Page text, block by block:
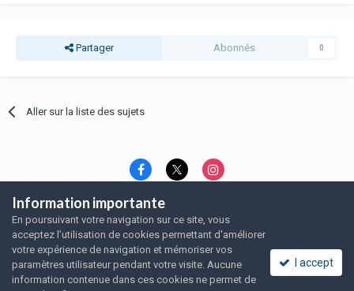
Partager Abonnés 0
Aller sur la liste des sujets
Langue Thème
Politique de confidentialité
Nous contacter
Nous contacter
SRFA, l'association des amoureux du rat domestique
Powered by Invision Community
Information importante
En poursuivant votre navigation sur ce site, vous
acceptez l’utilisation de cookies permettant d'améliorer
votre expérience de navigation et mémoriser vos
paramètres utilisateur pendant votre visite. Aucune
information contenue dans ces cookies ne permet de
I accept